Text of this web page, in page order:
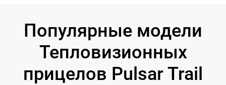
Популярные модели
Тепловизионных
прицелов Pulsar Trail